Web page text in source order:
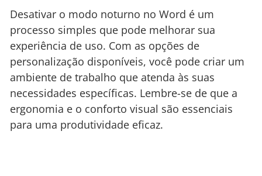
Desativar o modo noturno no Word é um
processo simples que pode melhorar sua
experiência de uso. Com as opções de
personalização disponíveis, você pode criar um
ambiente de trabalho que atenda às suas
necessidades específicas. Lembre-se de que a
ergonomia e o conforto visual são essenciais
para uma produtividade eficaz.